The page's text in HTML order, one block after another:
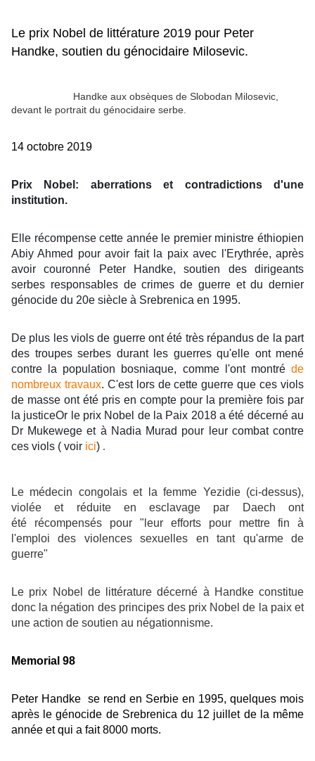
Le prix Nobel de littérature 2019 pour Peter
Handke, soutien du génocidaire Milosevic.
Handke aux obsèques de Slobodan Milosevic,
devant le portrait du génocidaire serbe.
14 octobre 2019
Prix Nobel: aberrations et contradictions d'une
institution.
Elle récompense cette année le premier ministre éthiopien
Abiy Ahmed pour avoir fait la paix avec l'Erythrée, après
avoir couronné Peter Handke, soutien des dirigeants
serbes responsables de crimes de guerre et du dernier
génocide du 20e siècle à Srebrenica en 1995.
De plus les viols de guerre ont été très répandus de la part
des troupes serbes durant les guerres qu'elle ont mené
contre la population bosniaque, comme l'ont montré de
nombreux travaux. C'est lors de cette guerre que ces viols
de masse ont été pris en compte pour la première fois par
la justiceOr le prix Nobel de la Paix 2018 a été décerné au
Dr Mukewege et à Nadia Murad pour leur combat contre
ces viols ( voir ici) .
Le médecin congolais et la femme Yezidie (ci-dessus),
violée et réduite en esclavage par Daech ont
été récompensés pour "leur efforts pour mettre fin à
l'emploi des violences sexuelles en tant qu'arme de
guerre"
Le prix Nobel de
littérature décerné à Handke constitue
donc la négation des principes des prix Nobel de la paix et
une action de soutien au négationnisme.
​​​Memorial 98
Peter Handke se rend en Serbie en 1995, quelques mois
après le génocide de Srebrenica du 12 juillet de la même
année et qui a fait 8000 morts.